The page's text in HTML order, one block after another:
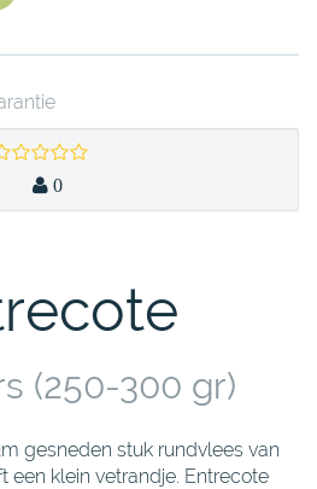
0
(250-300 gr)
gesneden stuk rundvlees van
een klein vetrandje. Entrecote